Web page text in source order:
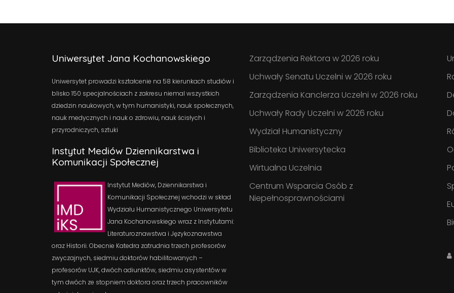
Uniwersytet Jana Kochanowskiego
Uniwersytet prowadzi kształcenie na 58 kierunkach studiów i
blisko 150 specjalnościach z zakresu niemal wszystkich
dziedzin naukowych, w tym humanistyki, nauk społecznych,
nauk medycznych i nauk o zdrowiu, nauk ścisłych i
przyrodniczych, sztuki
Instytut Mediów Dziennikarstwa i
Komunikacji Społecznej
Instytut Mediów, Dziennikarstwa i
Komunikacji Społecznej wchodzi w skład
Wydziału Humanistycznego Uniwersytetu
Jana Kochanowskiego wraz z Instytutami:
Literaturoznawstwa i Językoznawstwa
oraz Historii. Obecnie Katedra zatrudnia trzech profesorów
zwyczajnych, siedmiu doktorów habilitowanych –
profesorów UJK, dwóch adiunktów, siedmiu asystentów w
tym dwóch ze stopniem doktora oraz trzech pracowników
Zarządzenia Rektora w 2026 roku
Uchwały Senatu Uczelni w 2026 roku
Zarządzenia Kanclerza Uczelni w 2026 roku
Uchwały Rady Uczelni w 2026 roku
Wydział Humanistyczny
Biblioteka Uniwersytecka
Wirtualna Uczelnia
Centrum Wsparcia Osób z
Niepełnosprawnościami